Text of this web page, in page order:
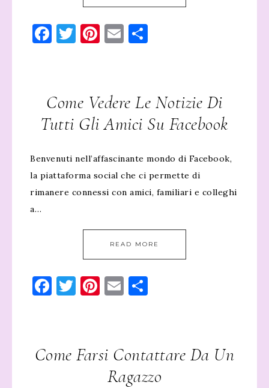
Facebook
Twitter
Pinterest
Email
Come Vedere Le Notizie Di
Tutti Gli Amici Su Facebook
Benvenuti nell’affascinante mondo di Facebook,
la piattaforma social che ci permette di
rimanere connessi con amici, familiari e colleghi
a…
READ MORE
Facebook
Twitter
Pinterest
Email
Come Farsi Contattare Da Un
Ragazzo